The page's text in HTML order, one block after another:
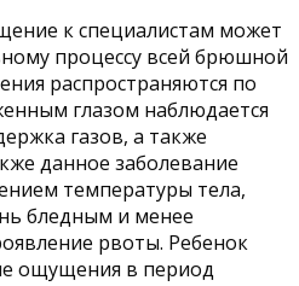
к специалистам может
процессу всей брюшной
распространяются по
глазом наблюдается
газов, а также
данное заболевание
температуры тела,
бледным и менее
рвоты. Ребенок
ощущения в период